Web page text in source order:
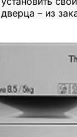
– из